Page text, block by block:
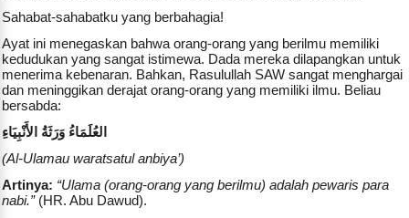
Sahabat-sahabatku yang berbahagia!
Ayat ini menegaskan bahwa orang-orang yang berilmu memiliki
kedudukan yang sangat istimewa. Dada mereka dilapangkan untuk
menerima kebenaran. Bahkan, Rasulullah SAW sangat menghargai
dan meninggikan derajat orang-orang yang memiliki ilmu. Beliau
bersabda:
العُلَمَاءُ وَرَثَةُ الأَنْبِيَاءِ
(Al-Ulamau waratsatul anbiya’)
Artinya: “Ulama (orang-orang yang berilmu) adalah pewaris para
nabi.”(HR. Abu Dawud).